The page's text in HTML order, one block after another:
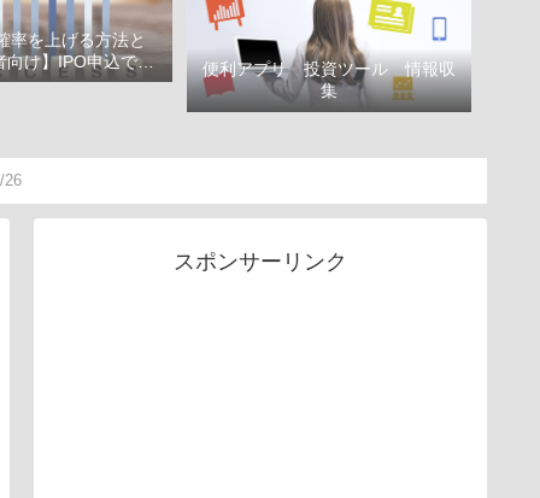
率を上げる方法と
向け】IPO申込で選
き証券会社
便利アプリ 投資ツール 情報収
集
26
スポンサーリンク